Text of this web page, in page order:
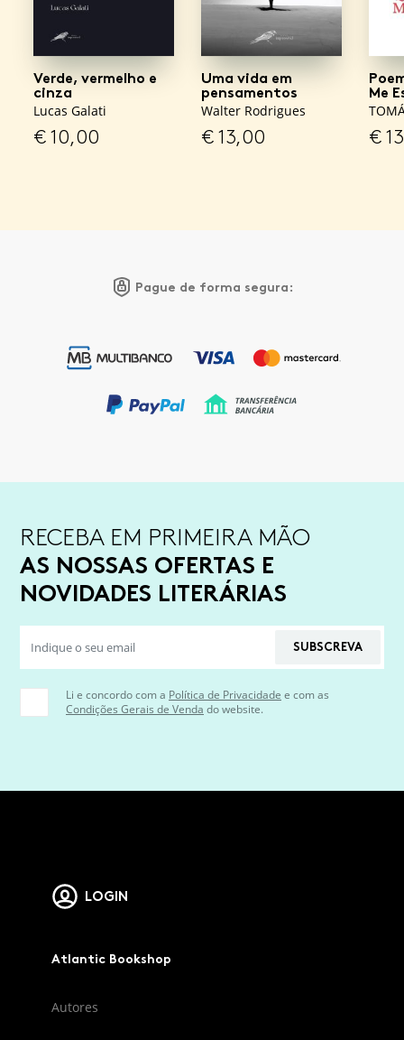
Verde, vermelho e
cinza
Lucas Galati
€10,00
Uma vida em
pensamentos
Walter Rodrigues
€13,00
Me
€
Pague de forma segura:
RECEBA EM PRIMEIRA MÃO
AS NOSSAS OFERTAS E
NOVIDADES LITERÁRIAS
SUBSCREVA
Li e concordo com a Política de Privacidade e com as
Condições Gerais de Venda do website.
LOGIN
Atlantic Bookshop
Autores